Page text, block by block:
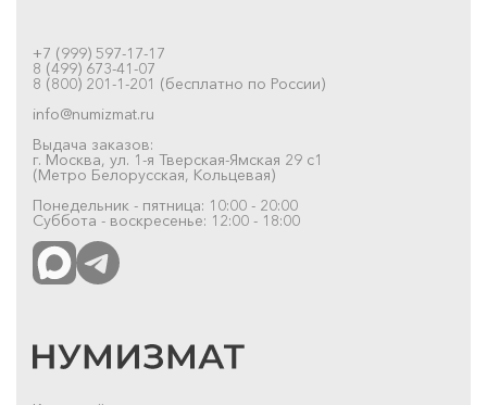
+7 (999) 597-17-17
8 (499) 673-41-07
8 (800) 201-1-201 (бесплатно по России)
info@numizmat.ru
Выдача заказов:
г. Москва, ул. 1-я Тверская-Ямская 29 с1
(Метро Белорусская, Кольцевая)
Понедельник - пятница: 10:00 - 20:00
Суббота - воскресенье: 12:00 - 18:00